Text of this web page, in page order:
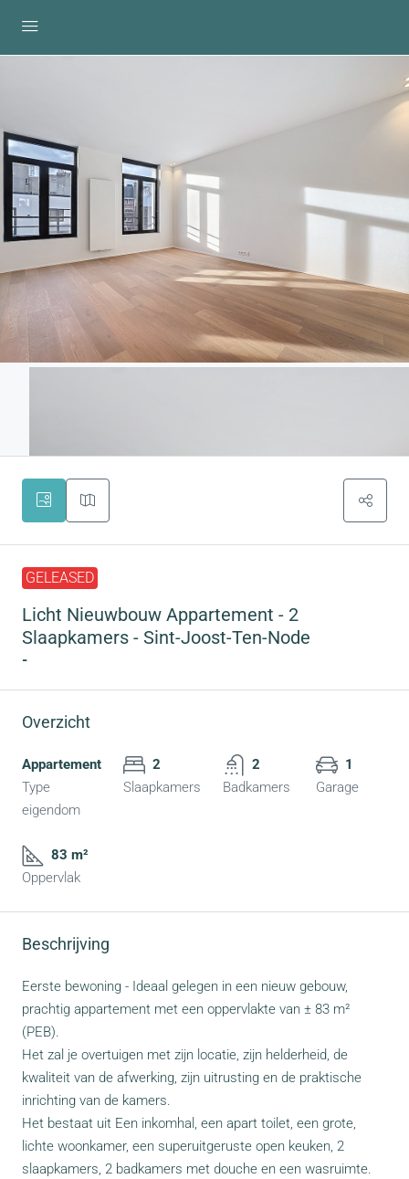
GELEASED
Licht Nieuwbouw Appartement - 2
Slaapkamers - Sint-Joost-Ten-Node
-
Overzicht
Appartement
Type
eigendom
2
Slaapkamers
2
Badkamers
1
Garage
83 m²
Oppervlak
Beschrijving
Eerste bewoning - Ideaal gelegen in een nieuw gebouw,
prachtig appartement met een oppervlakte van ± 83 m²
(PEB).
Het zal je overtuigen met zijn locatie, zijn helderheid, de
kwaliteit van de afwerking, zijn uitrusting en de praktische
inrichting van de kamers.
Het bestaat uit Een inkomhal, een apart toilet, een grote,
lichte woonkamer, een superuitgeruste open keuken, 2
slaapkamers, 2 badkamers met douche en een wasruimte.